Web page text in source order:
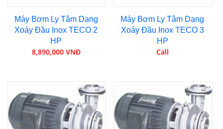
Máy Bơm Ly Tâm Dạng
Xoáy Đầu Inox TECO 2
HP
8,890,000 VNĐ
Máy Bơm Ly Tâm Dạng
Xoáy Đầu Inox TECO 3
HP
Call